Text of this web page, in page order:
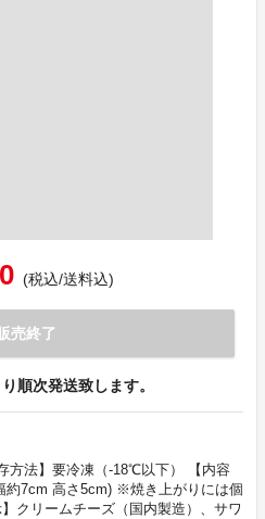
(税込/送料込)
売終了
順次発送致します。
方法】要冷凍（-18℃以下） 【内容
7cm 高さ5cm) ※焼き上がりには個
クリームチーズ（国内製造）、サワ